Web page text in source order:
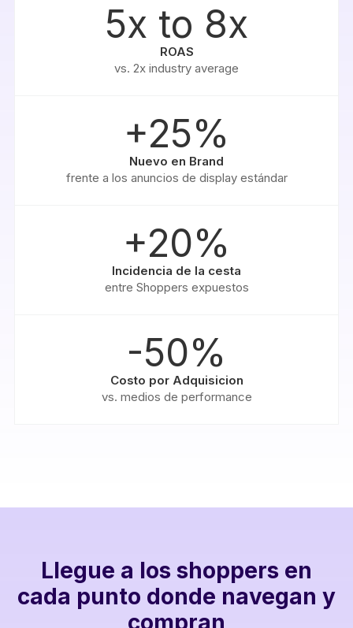
5x to 8x
ROAS
vs. 2x industry average
+25%
Nuevo en Brand
frente a los anuncios de display estándar
+20%
Incidencia de la cesta
entre Shoppers expuestos
-50%
Costo por Adquisicion
vs. medios de performance
Llegue a los shoppers en
cada punto donde navegan y
compran